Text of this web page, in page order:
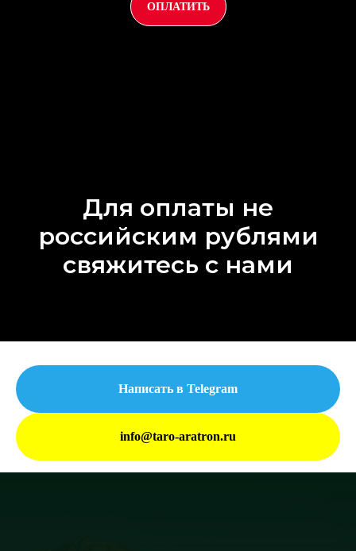
ОПЛАТИТЬ
Для оплаты не
российским рублями
свяжитесь с нами
Написать в Telegram
info@taro-aratron.ru